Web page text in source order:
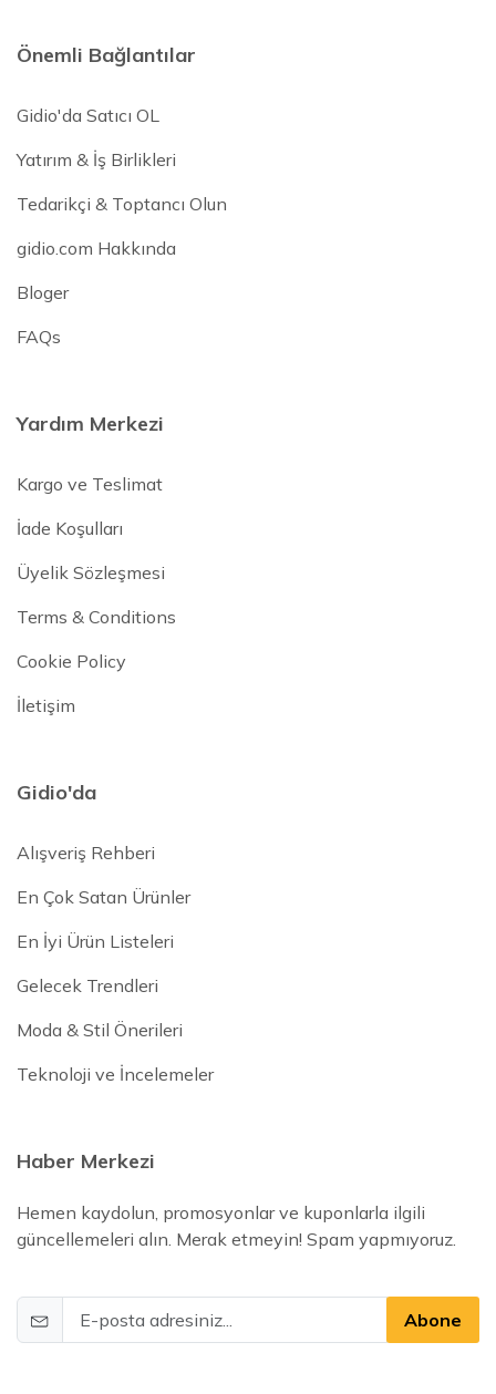
Önemli Bağlantılar
Gidio'da Satıcı OL
Yatırım & İş Birlikleri
Tedarikçi & Toptancı Olun
gidio.com Hakkında
Bloger
FAQs
Yardım Merkezi
Kargo ve Teslimat
İade Koşulları
Üyelik Sözleşmesi
Terms & Conditions
Cookie Policy
İletişim
Gidio'da
Alışveriş Rehberi
En Çok Satan Ürünler
En İyi Ürün Listeleri
Gelecek Trendleri
Moda & Stil Önerileri
Teknoloji ve İncelemeler
Haber Merkezi
Hemen kaydolun, promosyonlar ve kuponlarla ilgili
güncellemeleri alın. Merak etmeyin! Spam yapmıyoruz.
Abone